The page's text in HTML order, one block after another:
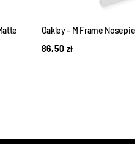
Oakley - M Frame
86,50 zł